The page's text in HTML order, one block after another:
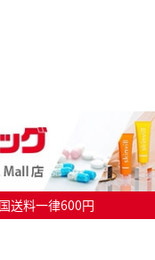
送料一律600円